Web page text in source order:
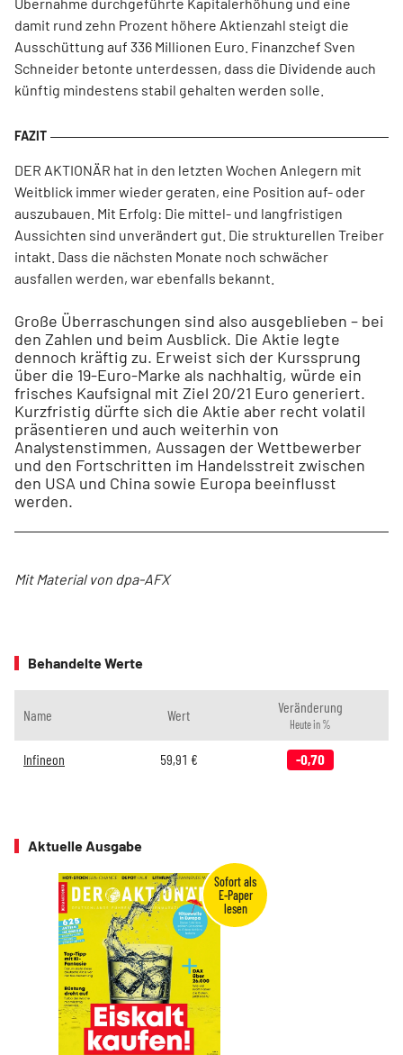
damit rund zehn Prozent höhere Aktienzahl steigt die
Ausschüttung auf 336 Millionen Euro. Finanzchef Sven
Schneider betonte unterdessen, dass die Dividende auch
künftig mindestens stabil gehalten werden solle.
DER AKTIONÄR hat in den letzten Wochen Anlegern mit
Weitblick immer wieder geraten, eine Position auf- oder
auszubauen. Mit Erfolg: Die mittel- und langfristigen
Aussichten sind unverändert gut. Die strukturellen Treiber
intakt. Dass die nächsten Monate noch schwächer
ausfallen werden, war ebenfalls bekannt.
Große Überraschungen sind also ausgeblieben – bei
den Zahlen und beim Ausblick. Die Aktie legte
dennoch kräftig zu. Erweist sich der Kurssprung
über die 19-Euro-Marke als nachhaltig, würde ein
frisches Kaufsignal mit Ziel 20/21 Euro generiert.
Kurzfristig dürfte sich die Aktie aber recht volatil
präsentieren und auch weiterhin von
Analystenstimmen, Aussagen der Wettbewerber
und den Fortschritten im Handelsstreit zwischen
den USA und China sowie Europa beeinflusst
werden.
Mit Material von dpa-AFX
Behandelte Werte
Name Wert Veränderung
Heute in %
Infineon 59,91 € -0,70
Aktuelle Ausgabe